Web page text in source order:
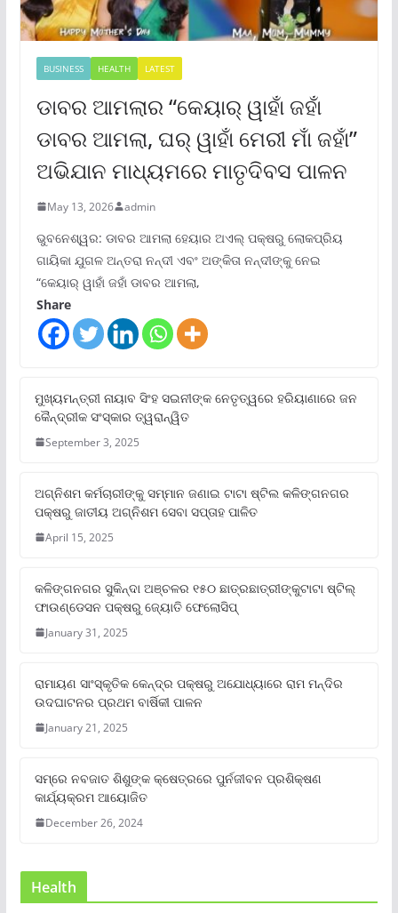
BUSINESS HEALTH LATEST
ଡାବର ଆମଲାର “କେୟାର୍ ୱାହାଁ ଜହାଁ
ଡାବର ଆମଲା, ଘର୍ ୱାହାଁ ମେରୀ ମାଁ ଜହାଁ”
ଅଭିଯାନ ମାଧ୍ୟମରେ ମାତୃଦିବସ ପାଳନ
May 13, 2026 admin
ଭୁବନେଶ୍ୱର: ଡାବର ଆମଲା ହେୟାର ଅଏଲ୍ ପକ୍ଷରୁ ଲୋକପ୍ରିୟ
ଗାୟିକା ଯୁଗଳ ଅନ୍ତରା ନନ୍ଦୀ ଏବଂ ଅଙ୍କିତା ନନ୍ଦୀଙ୍କୁ ନେଇ
“କେୟାର୍ ୱାହାଁ ଜହାଁ ଡାବର ଆମଲା,
Share
ମୁଖ୍ୟମନ୍ତ୍ରୀ ନାୟାବ ସିଂହ ସଇନୀଙ୍କ ନେତୃତ୍ୱରେ ହରିୟାଣାରେ ଜନ
କୈନ୍ଦ୍ରୀକ ସଂସ୍କାର ତ୍ୱରାନ୍ୱିତ
September 3, 2025
ଅଗ୍ନିଶମ କର୍ମଚାରୀଙ୍କୁ ସମ୍ମାନ ଜଣାଇ ଟାଟା ଷ୍ଟିଲ କଳିଙ୍ଗନଗର
ପକ୍ଷରୁ ଜାତୀୟ ଅଗ୍ନିଶମ ସେବା ସପ୍ତାହ ପାଳିତ
April 15, 2025
କଳିଙ୍ଗନଗର ସୁକିନ୍ଦା ଅଞ୍ଚଳର ୧୫୦ ଛାତ୍ରଛାତ୍ରୀଙ୍କୁଟାଟା ଷ୍ଟିଲ୍
ଫାଉଣ୍ଡେସନ ପକ୍ଷରୁ ଜ୍ୟୋତି ଫେଲୋସିପ୍‌
January 31, 2025
ରାମାୟଣ ସାଂସ୍କୃତିକ କେନ୍ଦ୍ର ପକ୍ଷରୁ ଅଯୋଧ୍ୟାରେ ରାମ ମନ୍ଦିର
ଉଦଘାଟନର ପ୍ରଥମ ବାର୍ଷିକୀ ପାଳନ
January 21, 2025
ସମ୍‌ରେ ନବଜାତ ଶିଶୁଙ୍କ କ୍ଷେତ୍ରରେ ପୁର୍ନଜୀବନ ପ୍ରଶିକ୍ଷଣ
କାର୍ଯ୍ୟକ୍ରମ ଆୟୋଜିତ
December 26, 2024
Health